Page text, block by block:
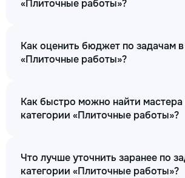
«Плиточные работы»?
Как оценить бюджет по задачам
«Плиточные работы»?
Как быстро можно найти мастера
категории «Плиточные работы»?
Что лучше уточнить заранее по
категории «Плиточные работы»?